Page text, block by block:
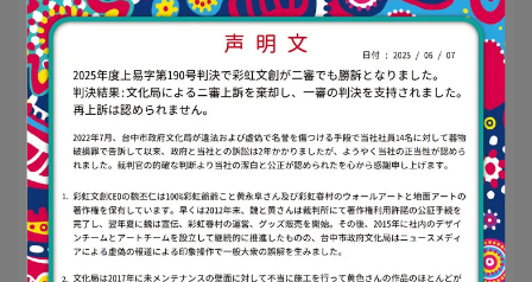
🌟무지개 타일 암호｜인연이 찾아와 만
나다 (有緣來相會)
이 꽃 타일에는 "有緣來相會"라는 따뜻한 축복의 메